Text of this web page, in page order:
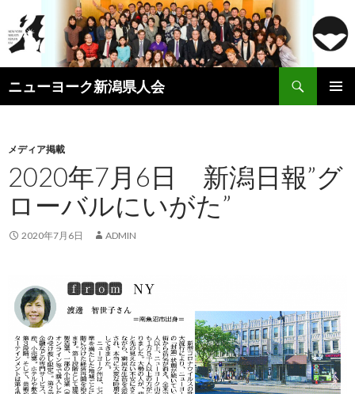
ニューヨーク新潟県人会
索
ン
ツ
へ
ス
キ
ッ
メディア掲載
2020年7月6日 新潟日報”グ
ローバルにいがた”
2020年7月6日 ADMIN